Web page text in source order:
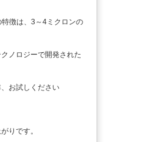
徴は、3～4ミクロンの
ノロジーで開発された
お試しください
りです。